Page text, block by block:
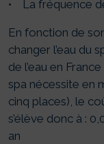
• La fréquence
En fonction de
changer l’eau du
de l’eau en
spa nécessite en
cinq places), le
s’élève donc à :
an